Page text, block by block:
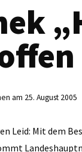
am 25. August 2005
Leid: Mit dem